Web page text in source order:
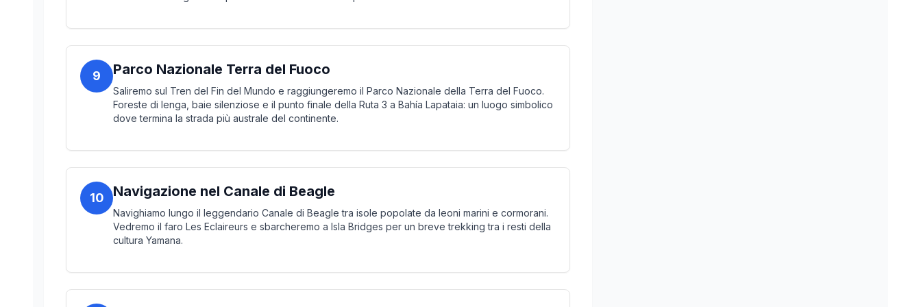
9 Parco Nazionale Terra del Fuoco
Saliremo sul Tren del Fin del Mundo e raggiungeremo il Parco Nazionale della Terra del Fuoco.
Foreste di lenga, baie silenziose e il punto finale della Ruta 3 a Bahía Lapataia: un luogo simbolico
dove termina la strada più australe del continente.
10 Navigazione nel Canale di Beagle
Navighiamo lungo il leggendario Canale di Beagle tra isole popolate da leoni marini e cormorani.
Vedremo il faro Les Eclaireurs e sbarcheremo a Isla Bridges per un breve trekking tra i resti della
cultura Yamana.